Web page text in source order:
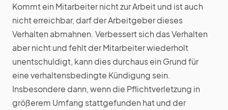
Kommt ein Mitarbeiter nicht zur Arbeit und ist auch
nicht erreichbar, darf der Arbeitgeber dieses
Verhalten abmahnen. Verbessert sich das Verhalten
aber nicht und fehlt der Mitarbeiter wiederholt
unentschuldigt, kann dies durchaus ein Grund für
eine verhaltensbedingte Kündigung sein.
Insbesondere dann, wenn die Pflichtverletzung in
größerem Umfang stattgefunden hat und der